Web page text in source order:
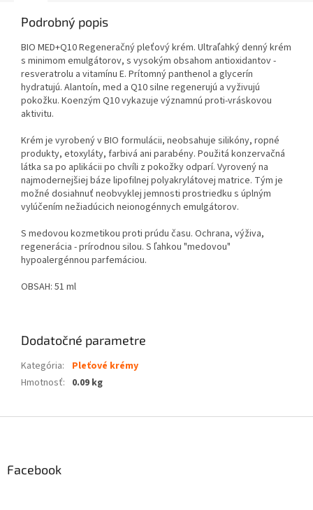
Podrobný popis
BIO MED+Q10 Regeneračný pleťový krém. Ultraľahký denný krém
s minimom emulgátorov, s vysokým obsahom antioxidantov -
resveratrolu a vitamínu E. Prítomný panthenol a glycerín
hydratujú. Alantoín, med a Q10 silne regenerujú a vyživujú
pokožku. Koenzým Q10 vykazuje významnú proti-vráskovou
aktivitu.
Krém je vyrobený v BIO formulácii, neobsahuje silikóny, ropné
produkty, etoxyláty, farbivá ani parabény. Použitá konzervačná
látka sa po aplikácii po chvíli z pokožky odparí. Vyrovený na
najmodernejšiej báze lipofilnej polyakrylátovej matrice. Tým je
možné dosiahnuť neobvyklej jemnosti prostriedku s úplným
vylúčením nežiadúcich neionogénnych emulgátorov.
S medovou kozmetikou proti prúdu času. Ochrana, výživa,
regenerácia - prírodnou silou. S ľahkou "medovou"
hypoalergénnou parfemáciou.
OBSAH: 51 ml
Dodatočné parametre
Kategória:
Pleťové krémy
Hmotnosť: 0.09 kg
Facebook